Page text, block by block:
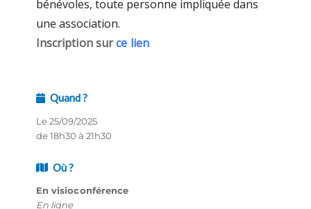
bénévoles, toute personne impliquée dans
une association.
Inscription surce lien
Quand ?
Le 25/09/2025
de 18h30 à 21h30
Où ?
En visioconférence
En ligne